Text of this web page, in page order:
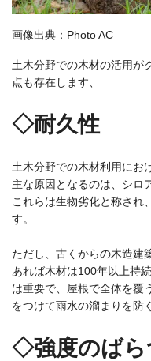
画像出典： Photo AC
土木分野での木材の活用が
点も存在します、
◇耐久性
土木分野での木材利用にお
主な原因となるのは、シロ
これらは生物劣化と称され
す。
ただし、古くからの木造建
あれば木材は100年以上持
は重要で、屋根で全体を覆
をつけて雨水の溜まりを防
◇強度のばら